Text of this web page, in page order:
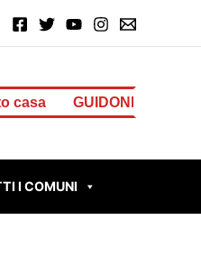
BRUCIA ANCORA: nuovo
I COMUNI